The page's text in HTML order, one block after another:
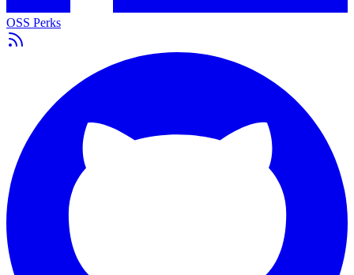
OSS Perks